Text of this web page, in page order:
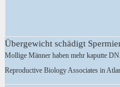
Übergewicht schädigt
Mollige Männer haben mehr kaputte
Reproductive Biology Associates in